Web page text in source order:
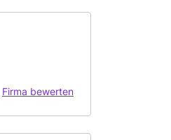
Firma bewerten